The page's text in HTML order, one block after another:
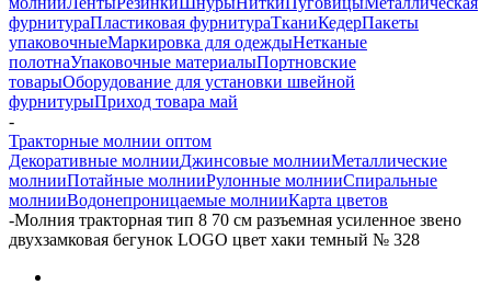
фурнитураПластиковая фурнитураТканиКедерПакеты
упаковочныеМаркировка для одеждыНетканые
полотнаУпаковочные материалыПортновские
товарыОборудование для установки швейной
фурнитурыПриход товара май
-
Тракторные молнии оптом
Декоративные молнииДжинсовые молнииМеталлические
молнииПотайные молнииРулонные молнииСпиральные
молнииВодонепроницаемые молнииКарта цветов
-Молния тракторная тип 8 70 см разъемная усиленное звено
двухзамковая бегунок LOGO цвет хаки темный № 328